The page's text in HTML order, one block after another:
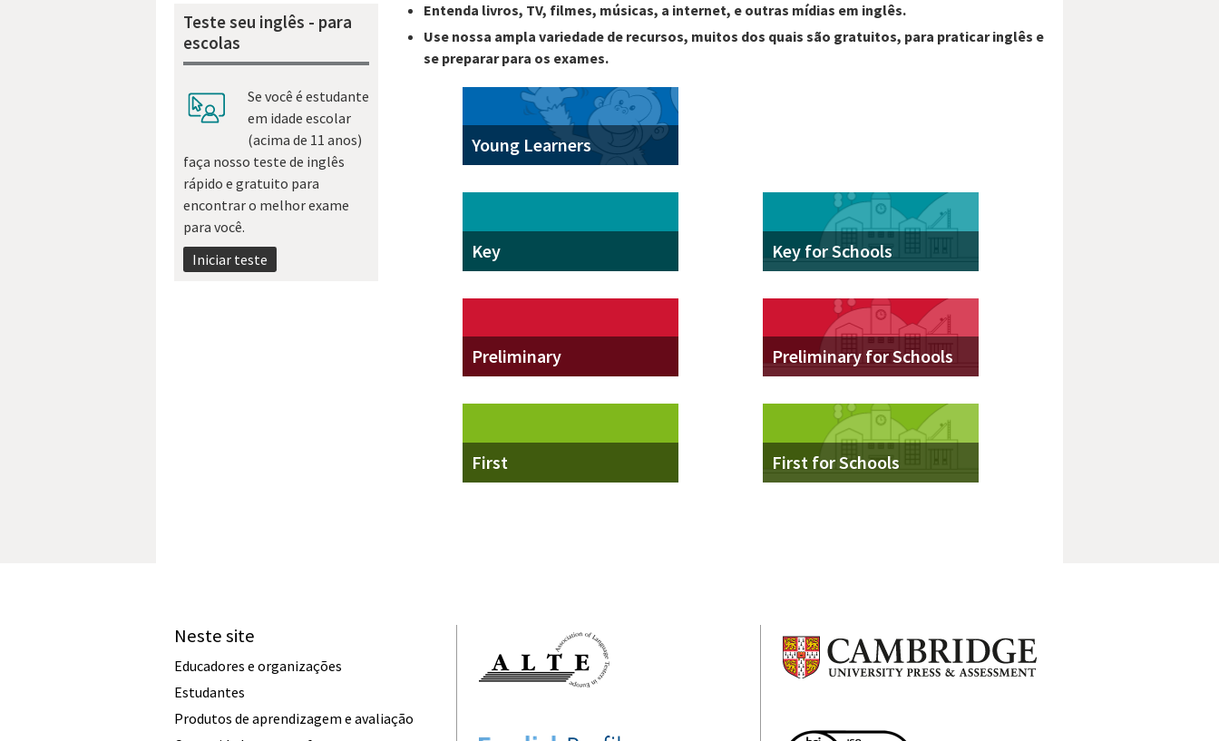
Teste seu inglês - para
escolas
Se você é estudante
em idade escolar
(acima de 11 anos)
faça nosso teste de inglês
rápido e gratuito para
encontrar o melhor exame
para você.
Iniciar teste
Entenda livros, TV, filmes, músicas, a internet, e outras mídias em inglês.
Use nossa ampla variedade de recursos, muitos dos quais são gratuitos, para praticar inglês e
se preparar para os exames.
Young Learners
Key Key for Schools
Preliminary Preliminary for Schools
First First for Schools
Neste site
Educadores e organizações
Estudantes
Produtos de aprendizagem e avaliação